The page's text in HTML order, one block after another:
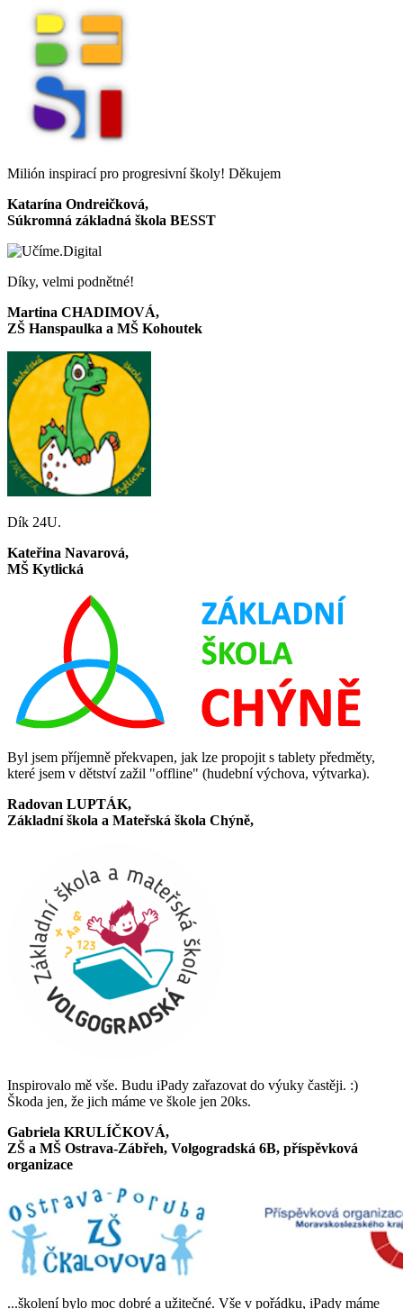
Milión inspirací pro progresivní školy! Děkujem
Katarína Ondreičková,
Súkromná základná škola BESST
Díky, velmi podnětné!
Martina CHADIMOVÁ,
ZŠ Hanspaulka a MŠ Kohoutek
Dík 24U.
Kateřina Navarová,
MŠ Kytlická
Byl jsem příjemně překvapen, jak lze propojit s tablety předměty,
které jsem v dětství zažil "offline" (hudební výchova, výtvarka).
Radovan LUPTÁK,
Základní škola a Mateřská škola Chýně,
Inspirovalo mě vše. Budu iPady zařazovat do výuky častěji. :)
Škoda jen, že jich máme ve škole jen 20ks.
Gabriela KRULÍČKOVÁ,
ZŠ a MŠ Ostrava-Zábřeh, Volgogradská 6B, příspěvková
organizace
...školení bylo moc dobré a užitečné. Vše v pořádku, iPady máme